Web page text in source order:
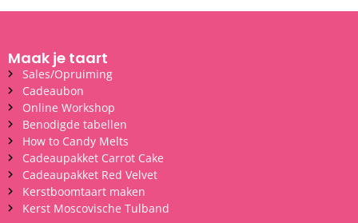
Maak je taart
Sales/Opruiming
Cadeaubon
Online Workshop
Benodigde tabellen
How to Candy Melts
Cadeaupakket Carrot Cake
Cadeaupakket Red Velvet
Kerstboomtaart maken
Kerst Moscovische Tulband